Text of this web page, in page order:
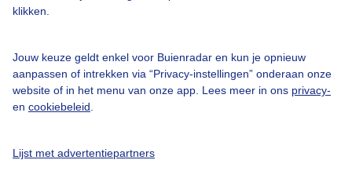
klikken.
Jouw keuze geldt enkel voor Buienradar en kun je opnieuw
aanpassen of intrekken via “Privacy-instellingen” onderaan onze
website of in het menu van onze app. Lees meer in ons privacy-
en cookiebeleid
Lijst met advertentiepartners
Buienradar Team
Cookie beleid
Privacy instellingen
Gratis weerdata
@BuienradarNL